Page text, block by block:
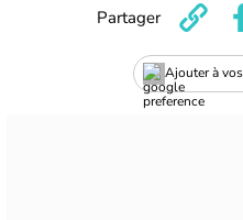
Ajouter à
Partager